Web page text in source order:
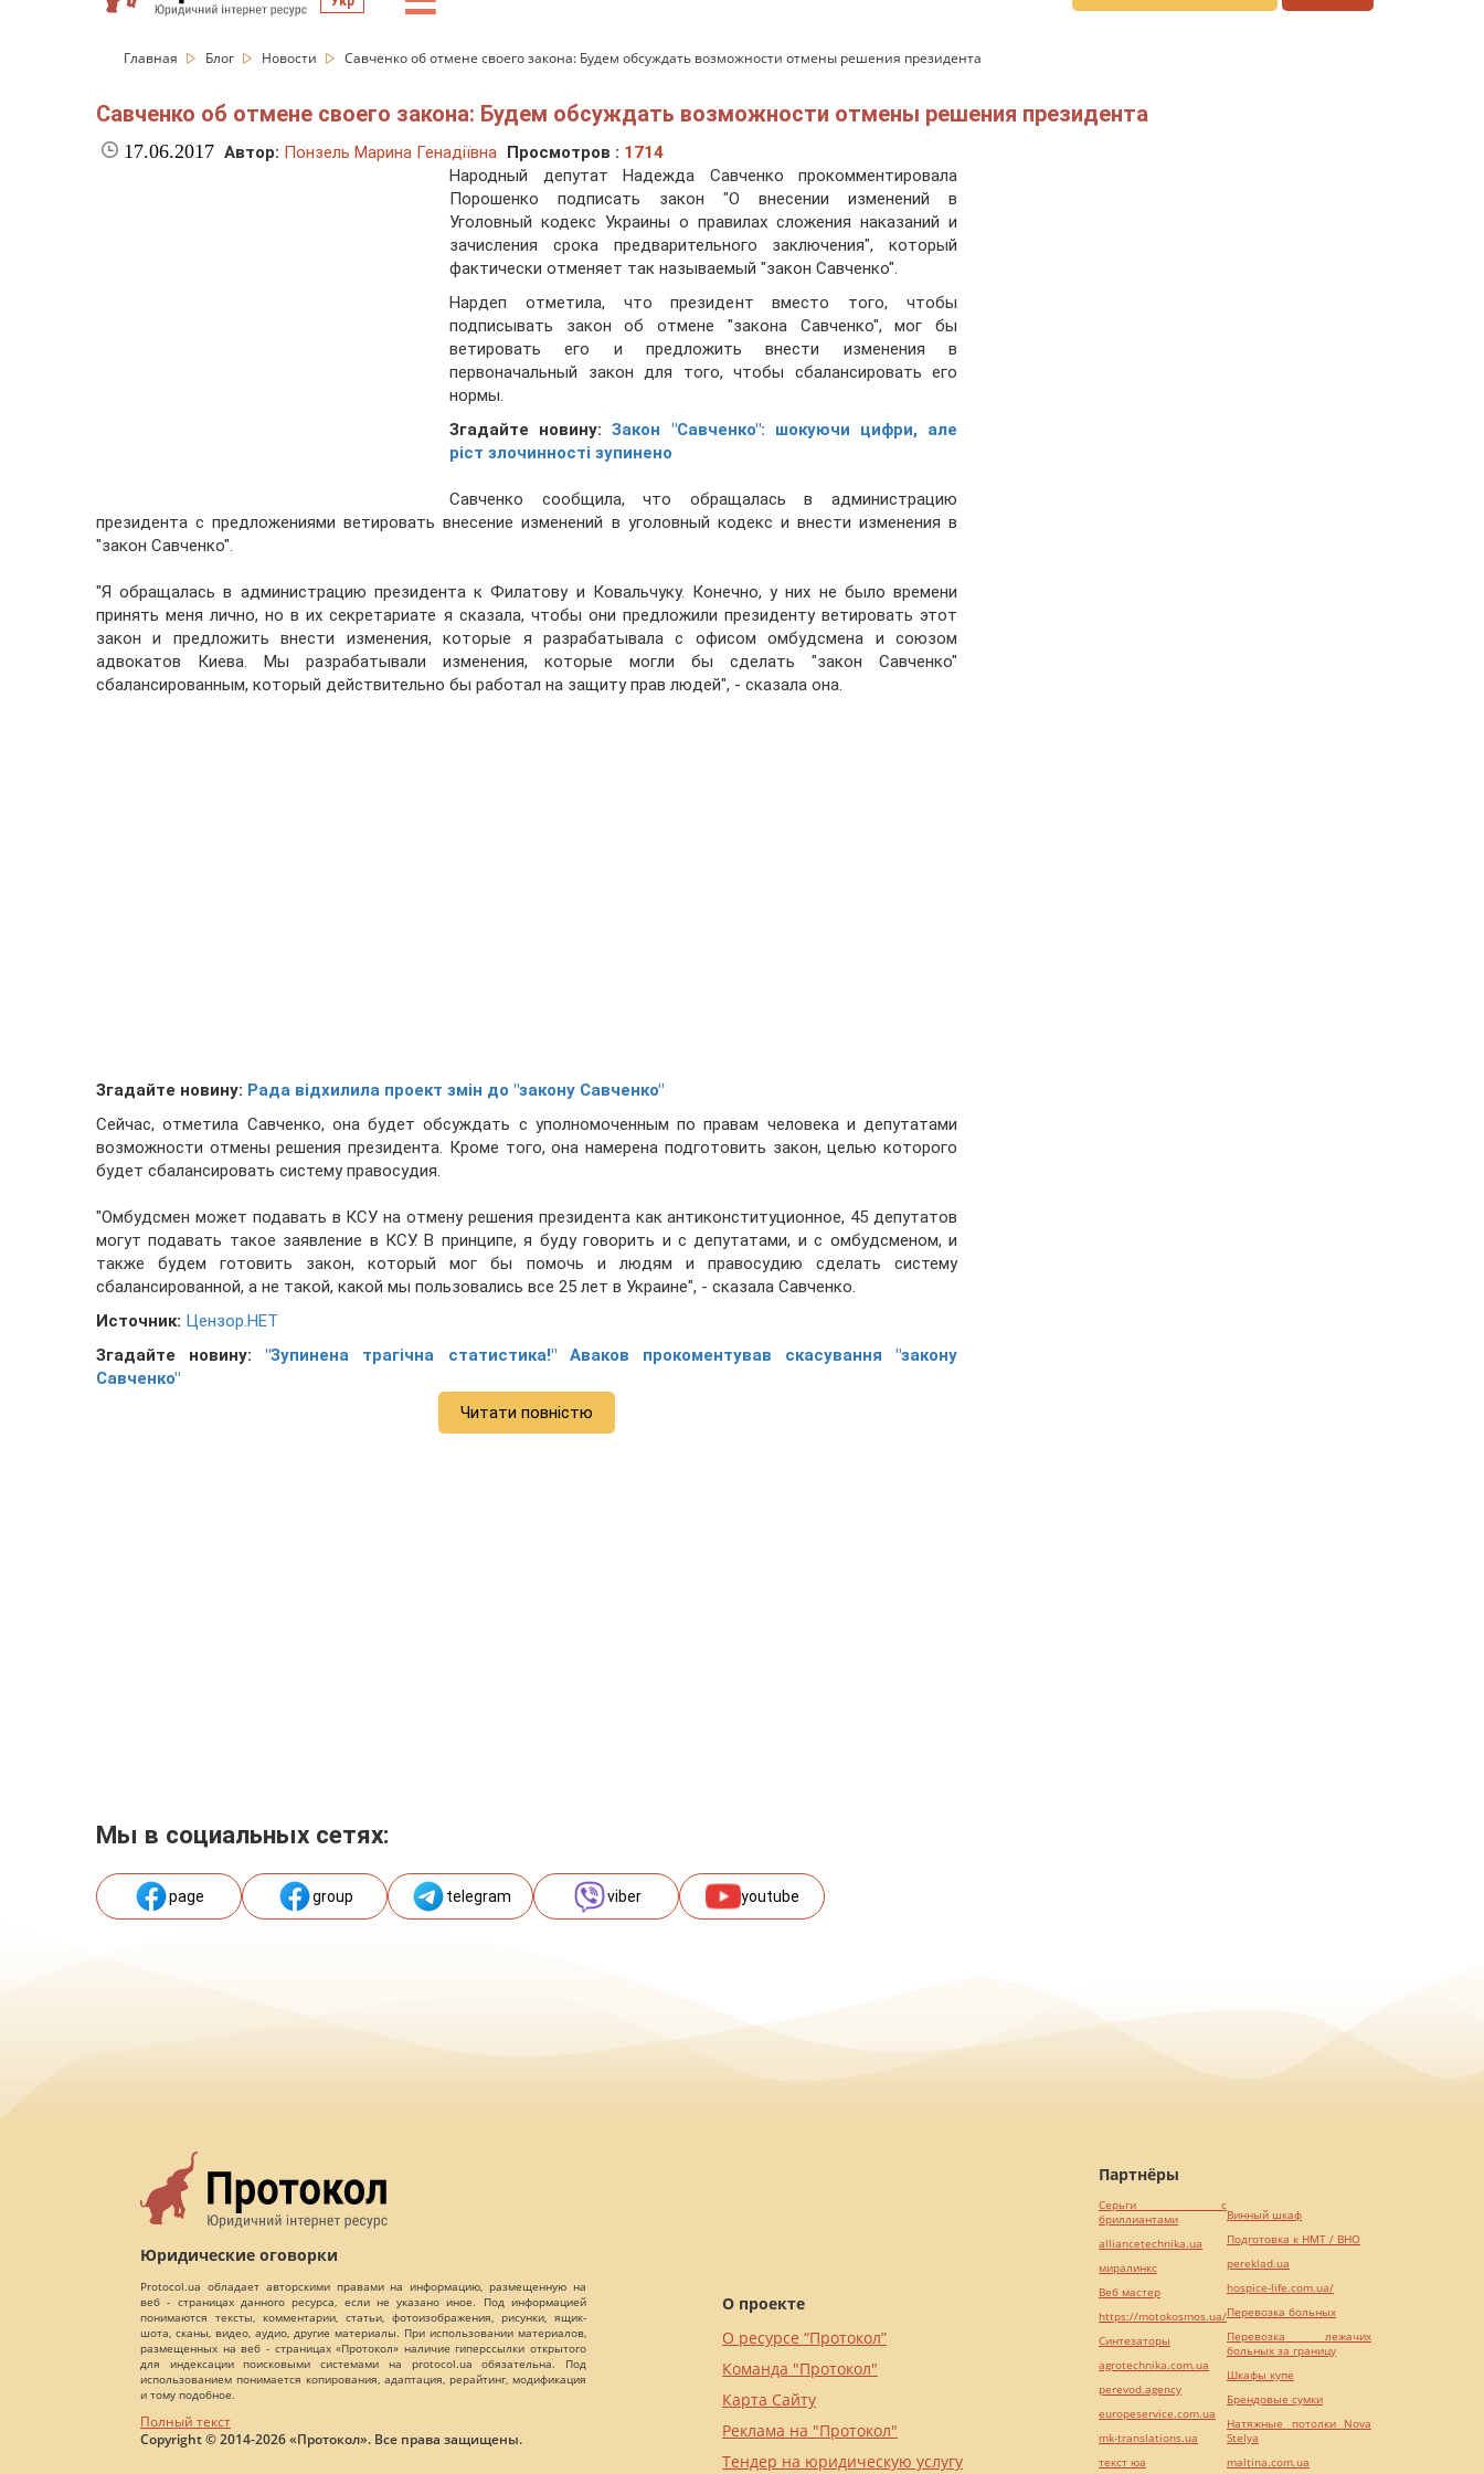
Главная Блог Новости Савченко об отмене своего закона: Будем обсуждать возможности отмены решения президента
Савченко об отмене своего закона: Будем обсуждать возможности отмены решения президента
17.06.2017 Автор: Понзель Марина Генадіївна Просмотров : 1714
Народный депутат Надежда Савченко прокомментировала
Порошенко подписать закон "О внесении изменений в
Уголовный кодекс Украины о правилах сложения наказаний и
зачисления срока предварительного заключения", который
фактически отменяет так называемый "закон Савченко".
Нардеп отметила, что президент вместо того, чтобы
подписывать закон об отмене "закона Савченко", мог бы
ветировать его и предложить внести изменения в
первоначальный закон для того, чтобы сбалансировать его
нормы.
Згадайте новину:Закон "Савченко": шокуючи цифри, але
ріст злочинності зупинено
Савченко сообщила, что обращалась в администрацию
президента с предложениями ветировать внесение изменений в уголовный кодекс и внести изменения в
"закон Савченко".
"Я обращалась в администрацию президента к Филатову и Ковальчуку. Конечно, у них не было времени
принять меня лично, но в их секретариате я сказала, чтобы они предложили президенту ветировать этот
закон и предложить внести изменения, которые я разрабатывала с офисом омбудсмена и союзом
адвокатов Киева. Мы разрабатывали изменения, которые могли бы сделать "закон Савченко"
сбалансированным, который действительно бы работал на защиту прав людей", - сказала она.
Згадайте новину: Рада відхилила проект змін до "закону Савченко"
Сейчас, отметила Савченко, она будет обсуждать с уполномоченным по правам человека и депутатами
возможности отмены решения президента. Кроме того, она намерена подготовить закон, целью которого
будет сбалансировать систему правосудия.
"Омбудсмен может подавать в КСУ на отмену решения президента как антиконституционное, 45 депутатов
могут подавать такое заявление в КСУ. В принципе, я буду говорить и с депутатами, и с омбудсменом, и
также будем готовить закон, который мог бы помочь и людям и правосудию сделать систему
сбалансированной, а не такой, какой мы пользовались все 25 лет в Украине", - сказала Савченко.
Источник: Цензор.НЕТ
Згадайте новину:"Зупинена трагічна статистика!" Аваков прокоментував скасування "закону
Савченко"
Читати повністю
Мы в социальных сетях:
page group telegram viber youtube
Юридические оговорки
Protocol.ua обладает авторскими правами на информацию, размещенную на
веб - страницах данного ресурса, если не указано иное. Под информацией
понимаются тексты, комментарии, статьи, фотоизображения, рисунки, ящик-
шота, сканы, видео, аудио, другие материалы. При использовании материалов,
размещенных на веб - страницах «Протокол» наличие гиперссылки открытого
для индексации поисковыми системами на protocol.ua обязательна. Под
использованием понимается копирования, адаптация, рерайтинг, модификация
и тому подобное.
Полный текст
Copyright © 2014-2026 «Протокол». Все права защищены.
О проекте
О ресурсе “Протокол”
Команда "Протокол"
Карта Сайту
Реклама на "Протокол"
Тендер на юридическую услугу
Партнёры
Серьги с
бриллиантами
alliancetechnika.ua
миралинкс
Веб мастер
https://motokosmos.ua/
Синтезаторы
agrotechnika.com.ua
perevod.agency
europeservice.com.ua
mk-translations.ua
текст юа
Винный шкаф
Подготовка к НМТ / ВНО
pereklad.ua
hospice-life.com.ua/
Перевозка больных
Перевозка лежачих
больных за границу
Шкафы купе
Брендовые сумки
Натяжные потолки Nova
Stelya
maltina.com.ua